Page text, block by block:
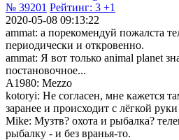
№ 39201 Рейтинг: 3 +1
2020-05-08 09:13:22
ammat: а порекомендуй пожалста
периодически и откровенно.
ammat: Я вот только animal planet
постановочное...
A1980: Mezzo
kotoryi: Не согласен, мне кажется
заранее и происходит с лёгкой
Mike: Музтв? охота и рыбалка?
рыбалку - и без вранья-то.